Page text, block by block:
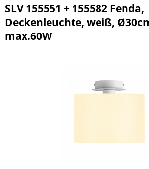
SLV 155551 + 155582 Fenda,
Deckenleuchte, weiß,
max.60W